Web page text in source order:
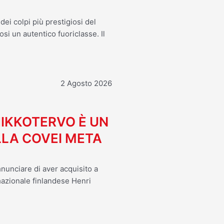
colpi più prestigiosi del
un autentico fuoriclasse. Il
2 Agosto 2026
È UN
COVEI META
di aver acquisito a
finlandese Henri